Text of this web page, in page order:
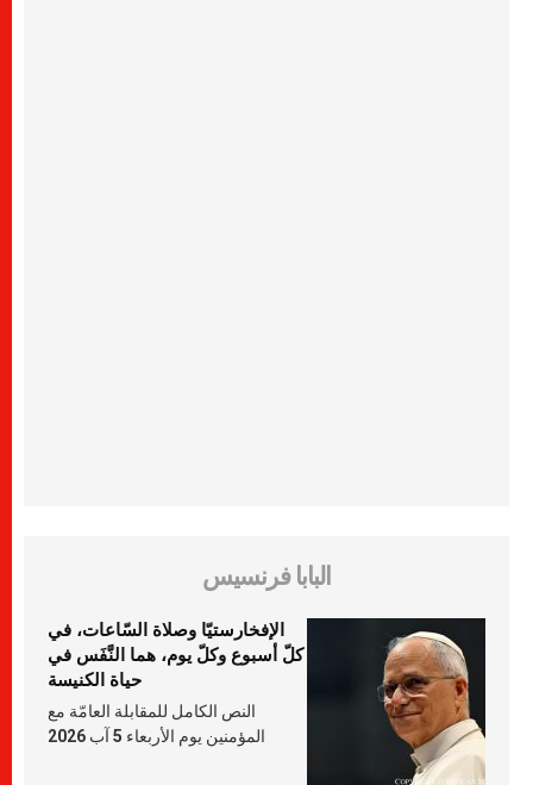
البابا فرنسيس
الإفخارستيّا وصلاة السّاعات، في
كلّ أسبوع وكلّ يوم، هما النَّفَس في
حياة الكنيسة
النص الكامل للمقابلة العامّة مع
المؤمنين يوم الأربعاء 5 آب 2026